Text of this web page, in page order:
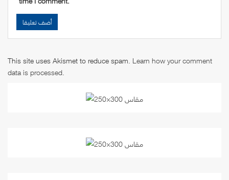
This site uses Akismet to reduce spam. Learn how your comment
data is processed.